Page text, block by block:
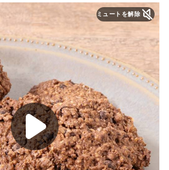
ミュートを解除